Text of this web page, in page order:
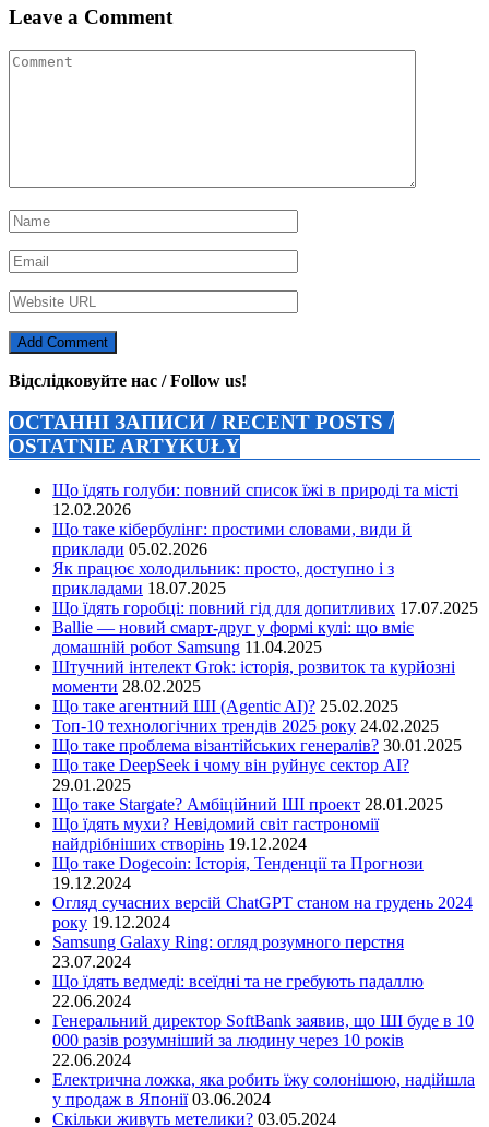
Leave a Comment
Відслідковуйте нас / Follow us!
ОСТАННІ ЗАПИСИ / RECENT POSTS /
OSTATNIE ARTYKUŁY
Що їдять голуби: повний список їжі в природі та місті
12.02.2026
Що таке кібербулінг: простими словами, види й
приклади 05.02.2026
Як працює холодильник: просто, доступно і з
прикладами 18.07.2025
Що їдять горобці: повний гід для допитливих 17.07.2025
Ballie — новий смарт-друг у формі кулі: що вміє
домашній робот Samsung 11.04.2025
Штучний інтелект Grok: історія, розвиток та курйозні
моменти 28.02.2025
Що таке агентний ШІ (Agentic AI)? 25.02.2025
Топ-10 технологічних трендів 2025 року 24.02.2025
Що таке проблема візантійських генералів? 30.01.2025
Що таке DeepSeek і чому він руйнує сектор АІ?
29.01.2025
Що таке Stargate? Амбіційний ШІ проект 28.01.2025
Що їдять мухи? Невідомий світ гастрономії
найдрібніших створінь 19.12.2024
Що таке Dogecoin: Історія, Тенденції та Прогнози
19.12.2024
Огляд сучасних версій ChatGPT станом на грудень 2024
року 19.12.2024
Samsung Galaxy Ring: огляд розумного перстня
23.07.2024
Що їдять ведмеді: всеїдні та не гребують падаллю
22.06.2024
Генеральний директор SoftBank заявив, що ШІ буде в 10
000 разів розумніший за людину через 10 років
22.06.2024
Електрична ложка, яка робить їжу солонішою, надійшла
у продаж в Японії 03.06.2024
Скільки живуть метелики? 03.05.2024